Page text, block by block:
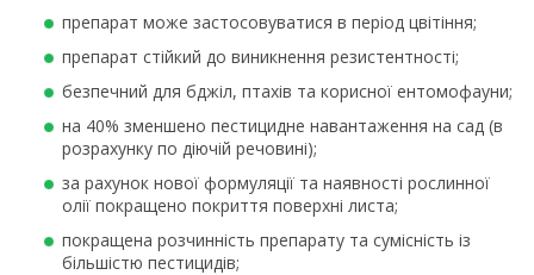
препарат може застосовуватися в період цвітіння;
препарат стійкий до виникнення резистентності;
безпечний для бджіл, птахів та корисної ентомофауни;
на 40% зменшено пестицидне навантаження на сад (в
розрахунку по діючій речовині);
за рахунок нової формуляції та наявності рослинної
олії покращено покриття поверхні листа;
покращена розчинність препарату та сумісність із
більшістю пестицидів;